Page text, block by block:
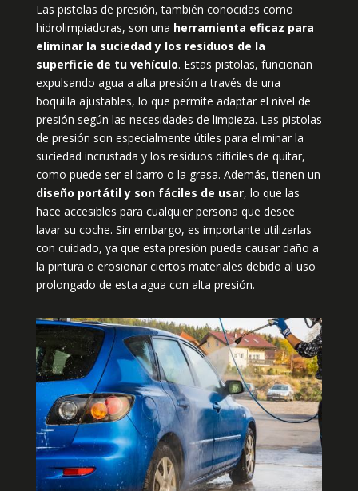
Las pistolas de presión, también conocidas como
hidrolimpiadoras, son una herramienta eficaz para
eliminar la suciedad y los residuos de la
superficie de tu vehículo. Estas pistolas, funcionan
expulsando agua a alta presión a través de una
boquilla ajustables, lo que permite adaptar el nivel de
presión según las necesidades de limpieza. Las pistolas
de presión son especialmente útiles para eliminar la
suciedad incrustada y los residuos difíciles de quitar,
como puede ser el barro o la grasa. Además, tienen un
diseño portátil y son fáciles de usar, lo que las
hace accesibles para cualquier persona que desee
lavar su coche. Sin embargo, es importante utilizarlas
con cuidado, ya que esta presión puede causar daño a
la pintura o erosionar ciertos materiales debido al uso
prolongado de esta agua con alta presión.